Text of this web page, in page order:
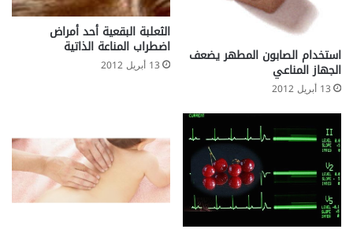
أ
ط
ف
استخدام الصابون المطهر يضعف
الجهاز المناعي
13 أبريل 2012
الثعلبة البقعية أحد أمراض
اضطراب المناعة الذاتية
13 أبريل 2012